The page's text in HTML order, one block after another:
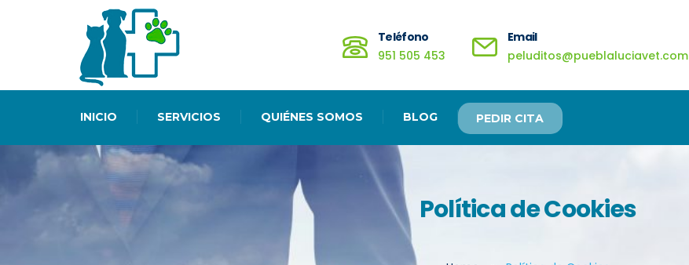
Teléfono
951 505 453
Email
peluditos@pueblaluciavet.com
INICIO SERVICIOS QUIÉNES SOMOS BLOG PEDIR CITA
Política de Cookies